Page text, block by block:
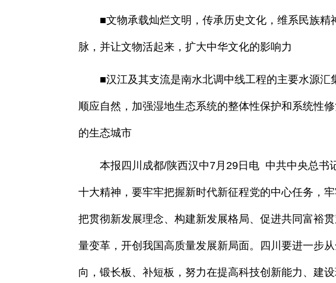
■文物承载灿烂文明，传承历史文化，维系民族精
脉，并让文物活起来，扩大中华文化的影响力
■汉江及其支流是南水北调中线工程的主要水源汇
顺应自然，加强湿地生态系统的整体性保护和系统性
的生态城市
本报四川成都/陕西汉中7月29日电 中共中央总书
十大精神，要牢牢把握新时代新征程党的中心任务，
把贯彻新发展理念、构建新发展格局、促进共同富裕
量变革，开创我国高质量发展新局面。四川要进一步
向，锻长板、补短板，努力在提高科技创新能力、建